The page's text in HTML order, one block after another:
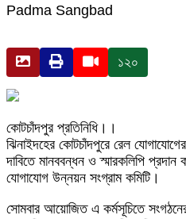
Padma Sangbad
১২০
কোটচাঁদপুর প্রতিনিধি।।
ঝিনাইদহের কোটচাঁদপুরে রেল
দাবিতে মানববন্ধন ও স্মারকলিপি
যোগাযোগ উন্নয়ন সংগ্রাম কমিটি।
সোমবার আয়োজিত এ কর্মসূচিতে